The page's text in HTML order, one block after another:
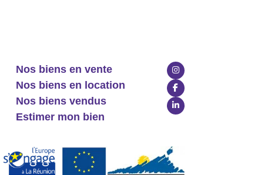
Nos biens en vente
Nos biens en location
Nos biens vendus
Estimer mon bien